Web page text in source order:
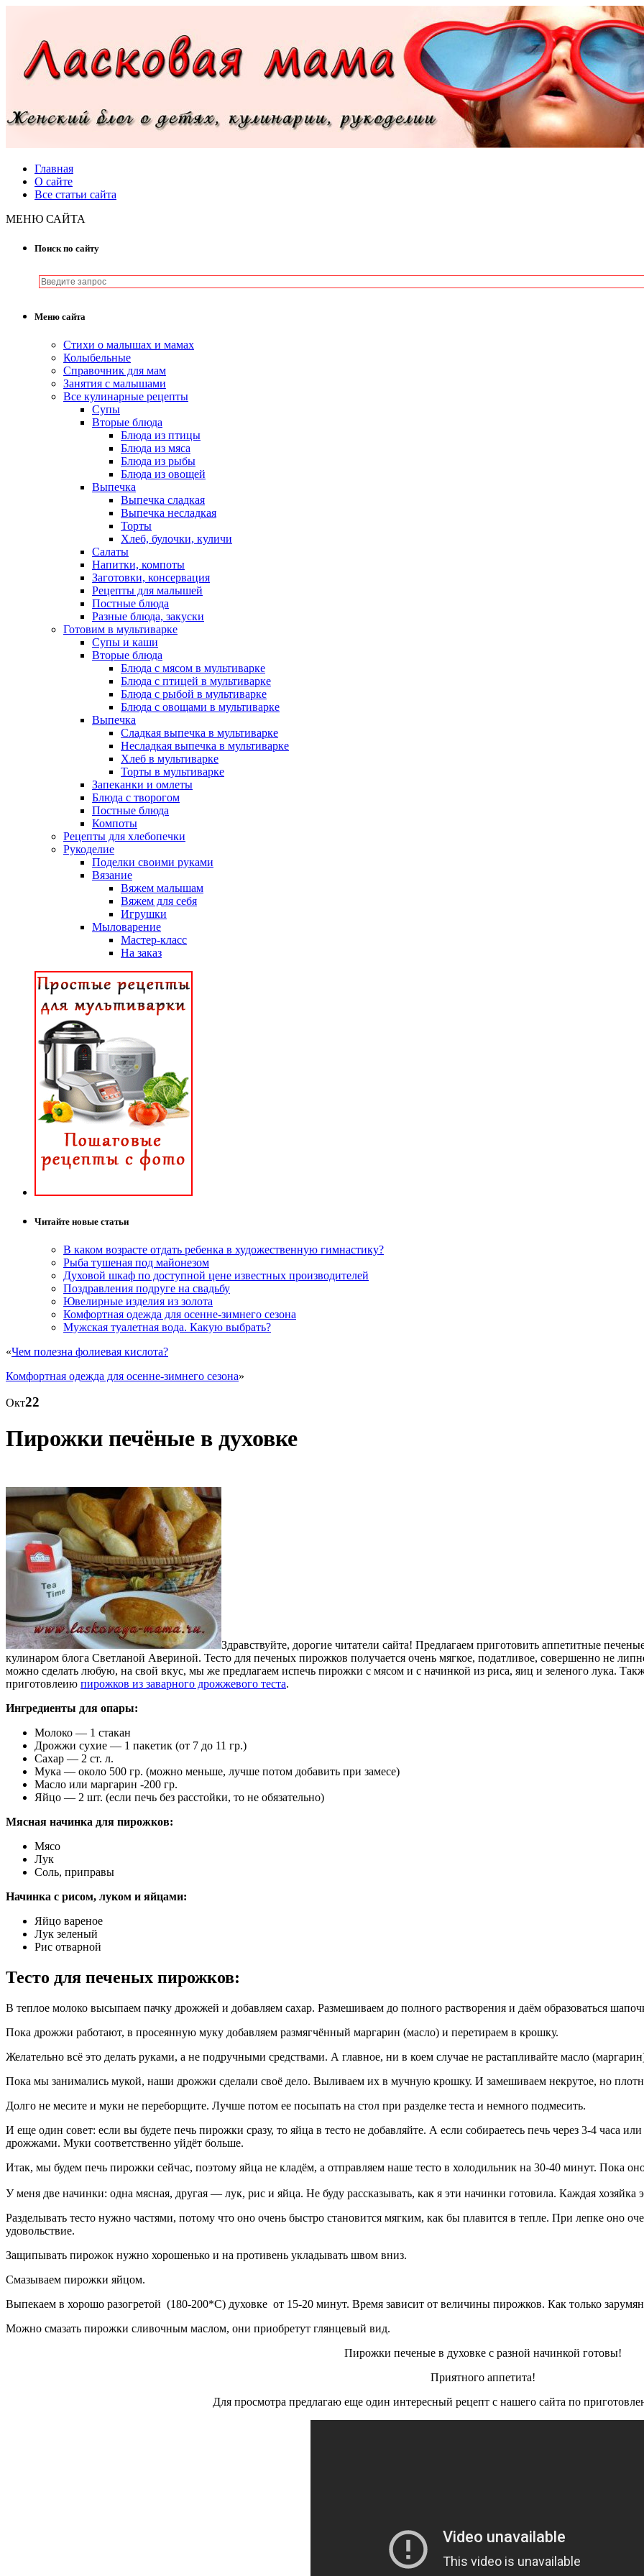
Главная
О сайте
Все статьи сайта
МЕНЮ САЙТА
Поиск по сайту
Меню сайта
Стихи о малышах и мамах
Колыбельные
Справочник для мам
Занятия с малышами
Все кулинарные рецепты
Супы
Вторые блюда
Блюда из птицы
Блюда из мяса
Блюда из рыбы
Блюда из овощей
Выпечка
Выпечка сладкая
Выпечка несладкая
Торты
Хлеб, булочки, куличи
Салаты
Напитки, компоты
Заготовки, консервация
Рецепты для малышей
Постные блюда
Разные блюда, закуски
Готовим в мультиварке
Супы и каши
Вторые блюда
Блюда с мясом в мультиварке
Блюда с птицей в мультиварке
Блюда с рыбой в мультиварке
Блюда с овощами в мультиварке
Выпечка
Сладкая выпечка в мультиварке
Несладкая выпечка в мультиварке
Хлеб в мультиварке
Торты в мультиварке
Запеканки и омлеты
Блюда с творогом
Постные блюда
Компоты
Рецепты для хлебопечки
Рукоделие
Поделки своими руками
Вязание
Вяжем малышам
Вяжем для себя
Игрушки
Мыловарение
Мастер-класс
На заказ
Читайте новые статьи
В каком возрасте отдать ребенка в художественную гимнастику?
Рыба тушеная под майонезом
Духовой шкаф по доступной цене известных производителей
Поздравления подруге на свадьбу
Ювелирные изделия из золота
Комфортная одежда для осенне-зимнего сезона
Мужская туалетная вода. Какую выбрать?
«Чем полезна фолиевая кислота?
Комфортная одежда для осенне-зимнего сезона»
Окт22
Пирожки печёные в духовке
Здравствуйте, дорогие читатели сайта! Предлагаем приготовить аппетитные
кулинаром блога Светланой Авериной. Тесто для печеных пирожков получается очень мягкое, податливое, совершенно не
можно сделать любую, на свой вкус, мы же предлагаем испечь пирожки с мясом и с начинкой из риса, яиц и зеленого лука.
приготовлеию пирожков из заварного дрожжевого теста.
Ингредиенты для опары:
Молоко — 1 стакан
Дрожжи сухие — 1 пакетик (от 7 до 11 гр.)
Сахар — 2 ст. л.
Мука — около 500 гр. (можно меньше, лучше потом добавить при замесе)
Масло или маргарин -200 гр.
Яйцо — 2 шт. (если печь без расстойки, то не обязательно)
Мясная начинка для пирожков:
Мясо
Лук
Соль, приправы
Начинка с рисом, луком и яйцами:
Яйцо вареное
Лук зеленый
Рис отварной
Тесто для печеных пирожков:
В теплое молоко высыпаем пачку дрожжей и добавляем сахар. Размешиваем до полного растворения и даём образоваться
Пока дрожжи работают, в просеянную муку добавляем размягчённый маргарин (масло) и перетираем в крошку.
Желательно всё это делать руками, а не подручными средствами. А главное, ни в коем случае не растапливайте масло
Пока мы занимались мукой, наши дрожжи сделали своё дело. Выливаем их в мучную крошку. И замешиваем некрутое, но
Долго не месите и муки не переборщите. Лучше потом ее посыпать на стол при разделке теста и немного подмесить.
И еще один совет: если вы будете печь пирожки сразу, то яйца в тесто не добавляйте. А если собираетесь печь через 3-4 часа
дрожжами. Муки соответственно уйдёт больше.
Итак, мы будем печь пирожки сейчас, поэтому яйца не кладём, а отправляем наше тесто в холодильник на 30-40 минут. Пока
У меня две начинки: одна мясная, другая — лук, рис и яйца. Не буду рассказывать, как я эти начинки готовила. Каждая хозяйка
Разделывать тесто нужно частями, потому что оно очень быстро становится мягким, как бы плавится в тепле. При лепке оно
удовольствие.
Защипывать пирожок нужно хорошенько и на противень укладывать швом вниз.
Смазываем пирожки яйцом.
Выпекаем в хорошо разогретой (180-200*С) духовке от 15-20 минут. Время зависит от величины пирожков. Как только
Можно смазать пирожки сливочным маслом, они приобретут глянцевый вид.
Пирожки печеные в духовке с разной начинкой готовы!
Приятного аппетита!
Для просмотра предлагаю еще один интересный рецепт с нашего сайта по